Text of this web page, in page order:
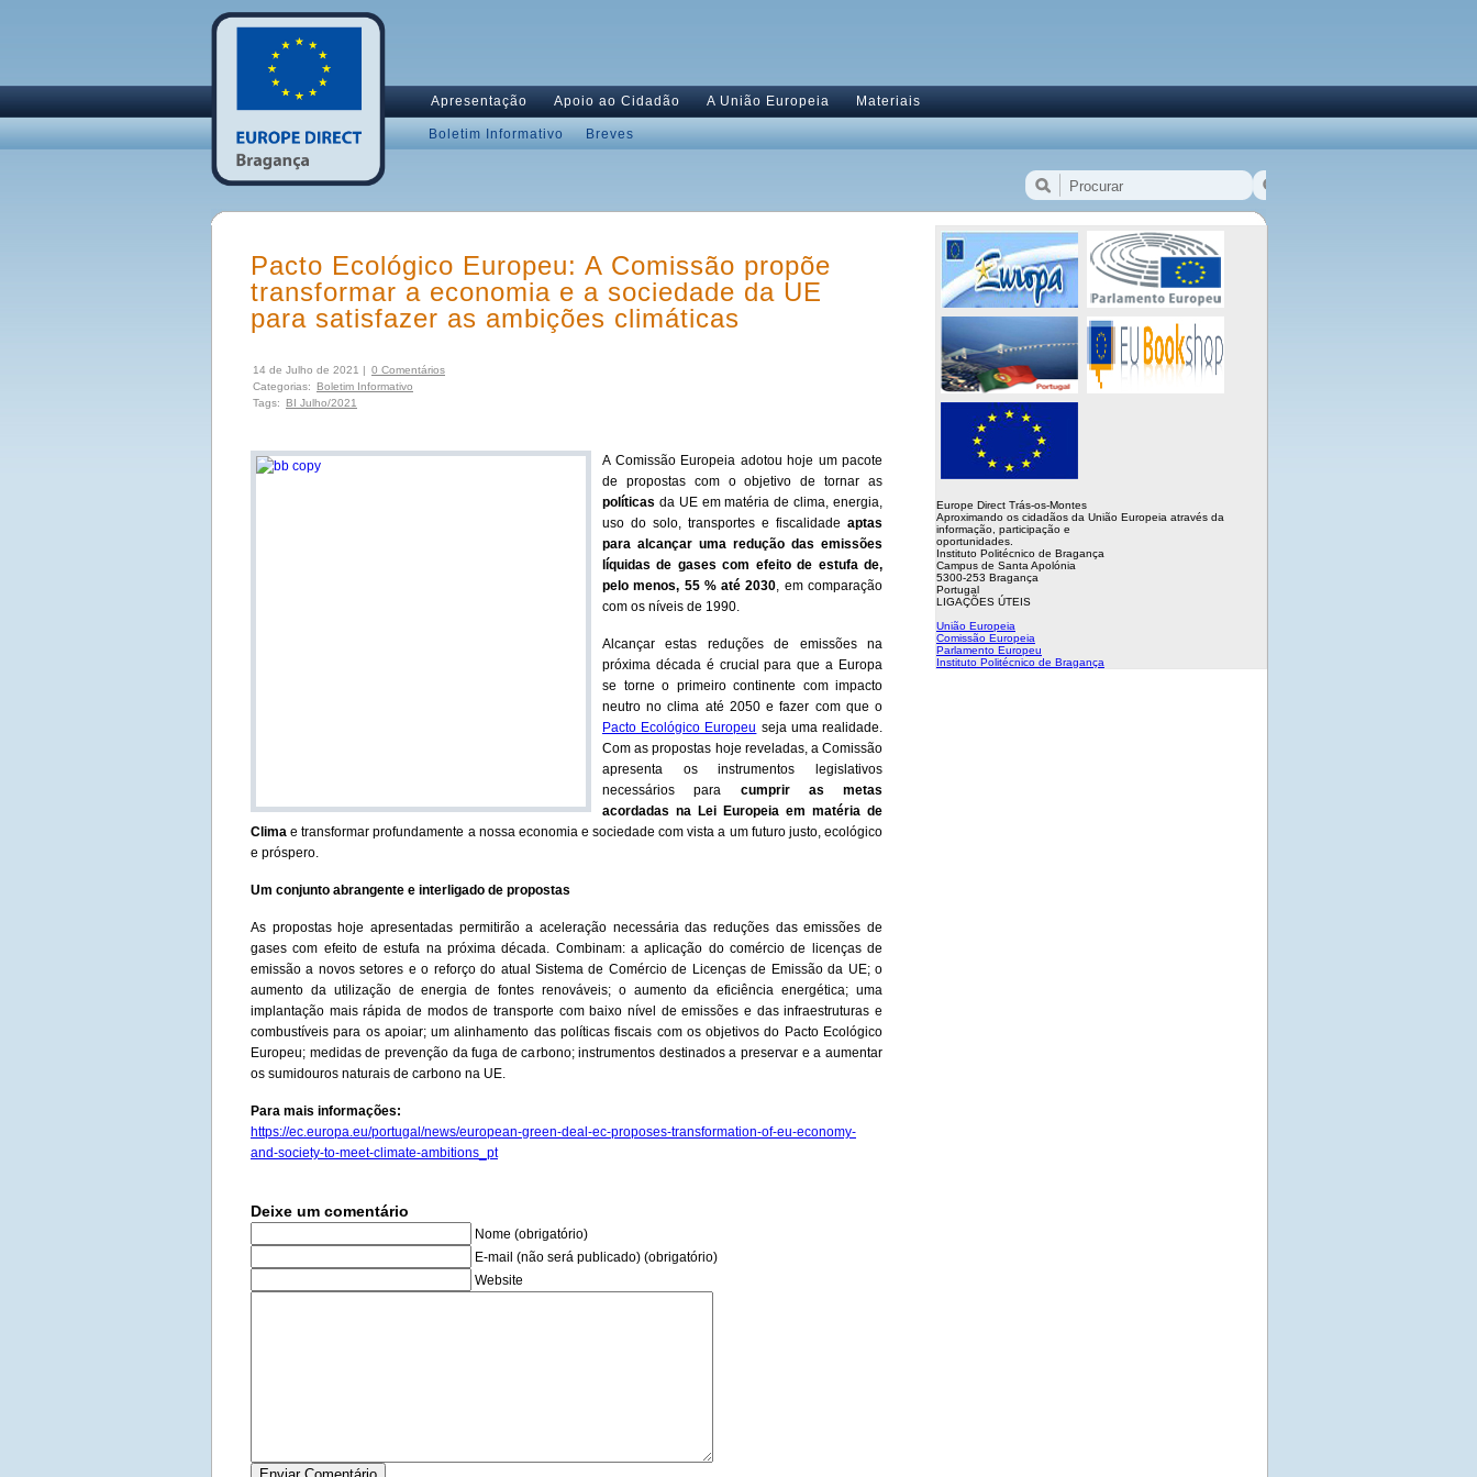
Apresentação Apoio ao Cidadão A União Europeia Materiais
Boletim Informativo Breves
Pacto Ecológico Europeu: A Comissão propõe
transformar a economia e a sociedade da UE
para satisfazer as ambições climáticas
14 de Julho de 2021 | 0 Comentários
Categorias:
Boletim Informativo
Tags:
BI Julho/2021
A Comissão Europeia adotou hoje um pacote
de propostas com o objetivo de tornar as
políticas da UE em matéria de clima, energia,
uso do solo, transportes e fiscalidade aptas
para alcançar uma redução das emissões
líquidas de gases com efeito de estufa de,
pelo menos, 55 % até 2030, em comparação
com os níveis de 1990.
Alcançar estas reduções de emissões na
próxima década é crucial para que a Europa
se torne o primeiro continente com impacto
neutro no clima até 2050 e fazer com que o
Pacto Ecológico Europeu seja uma realidade.
Com as propostas hoje reveladas, a Comissão
apresenta os instrumentos legislativos
necessários para cumprir as metas
acordadas na Lei Europeia em matéria de
Clima e transformar profundamente a nossa economia e sociedade com vista a um futuro justo, ecológico
e próspero.
Um conjunto abrangente e interligado de propostas
As propostas hoje apresentadas permitirão a aceleração necessária das reduções das emissões de
gases com efeito de estufa na próxima década. Combinam: a aplicação do comércio de licenças de
emissão a novos setores e o reforço do atual Sistema de Comércio de Licenças de Emissão da UE; o
aumento da utilização de energia de fontes renováveis; o aumento da eficiência energética; uma
implantação mais rápida de modos de transporte com baixo nível de emissões e das infraestruturas e
combustíveis para os apoiar; um alinhamento das políticas fiscais com os objetivos do Pacto Ecológico
Europeu; medidas de prevenção da fuga de carbono; instrumentos destinados a preservar e a aumentar
os sumidouros naturais de carbono na UE.
Para mais informações:
https://ec.europa.eu/portugal/news/european-green-deal-ec-proposes-transformation-of-eu-economy-
and-society-to-meet-climate-ambitions_pt
Deixe um comentário
Nome (obrigatório)
E-mail (não será publicado) (obrigatório)
Website
Europe Direct Trás-os-Montes
Aproximando os cidadãos da União Europeia através da
informação, participação e
oportunidades.
Instituto Politécnico de Bragança
Campus de Santa Apolónia
5300-253 Bragança
Portugal
LIGAÇÕES ÚTEIS
União Europeia
Comissão Europeia
Parlamento Europeu
Instituto Politécnico de Bragança